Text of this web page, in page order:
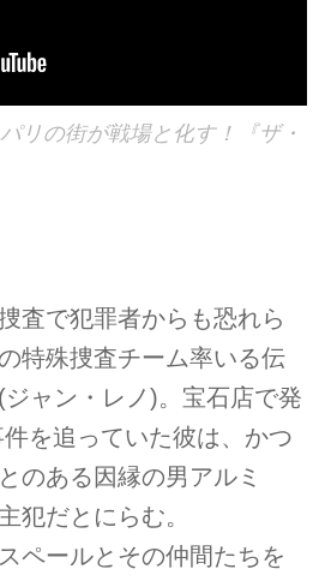
リの街が戦場と化す！『ザ・
査で犯罪者からも恐れら
特殊捜査チーム率いる伝
ャン・レノ)。宝石店で発
を追っていた彼は、かつ
のある因縁の男アルミ
犯だとにらむ。
ペールとその仲間たちを